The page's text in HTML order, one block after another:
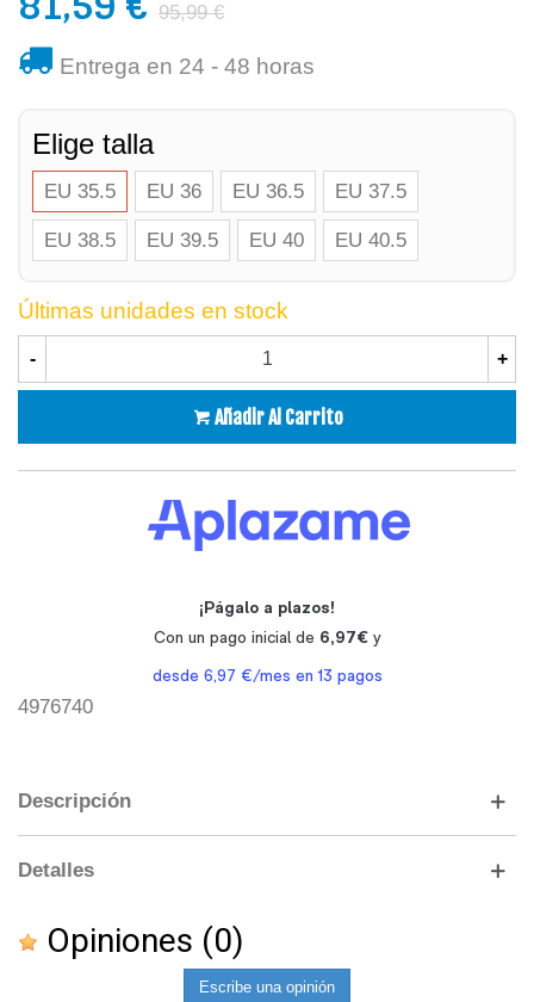
95,99 €
Entrega en 24 - 48 horas
Elige talla
EU 35.5 EU 36 EU 36.5 EU 37.5
EU 38.5 EU 39.5 EU 40 EU 40.5
Últimas unidades en stock
- +
Añadir Al Carrito
4976740
Descripción
Detalles
Opiniones (0)
Escribe una opinión